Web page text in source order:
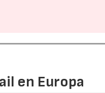
en Europa